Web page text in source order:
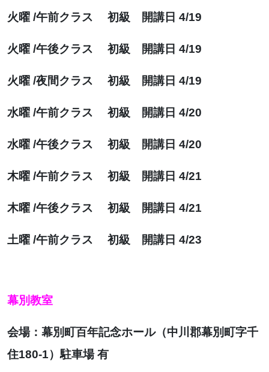
火曜 /午前クラス 初級 開講日 4/19
火曜 /午後クラス 初級 開講日 4/19
火曜 /夜間クラス 初級 開講日 4/19
水曜 /午前クラス 初級 開講日 4/20
水曜 /午後クラス 初級 開講日 4/20
木曜 /午前クラス 初級 開講日 4/21
木曜 /午後クラス 初級 開講日 4/21
土曜 /午前クラス 初級 開講日 4/23
幕別教室
会場：幕別町百年記念ホール（中川郡幕別町字千
住180-1）駐車場 有